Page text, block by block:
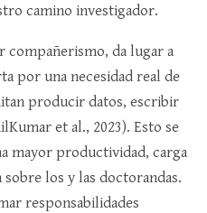
camino investigador.
compañerismo, da lugar a
por una necesidad real de
producir datos, escribir
et al., 2023). Esto se
mayor productividad, carga
sobre los y las doctorandas.
responsabilidades